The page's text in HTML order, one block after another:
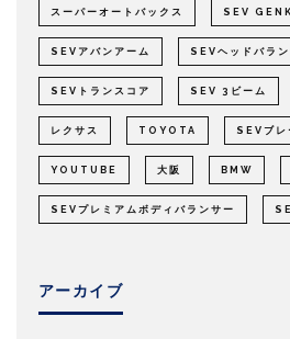
スーパーオートバックス SEV
SEVアバンアーム SEVヘッドバラン
SEVトランスコア SEV 3ビーム
レクサス TOYOTA SEVブレ
YOUTUBE 大阪 BMW
SEVプレミアムボディバランサー
アーカイブ